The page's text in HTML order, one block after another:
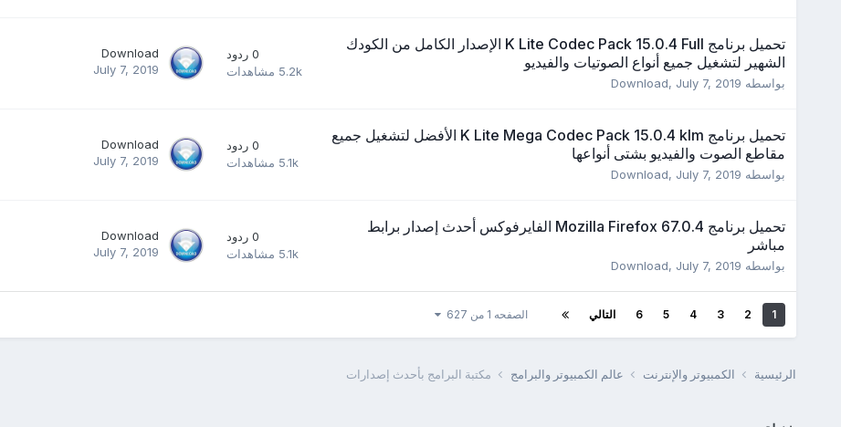
تحميل برنامج K Lite Codec Pack 15.0.4 Full الإصدار الكامل من الكودك
الشهير لتشغيل جميع أنواع الصوتيات والفيديو
بواسطه Download, July 7, 2019
0 ردود
5.2k مشاهدات
Download
July 7, 2019
تحميل برنامج K Lite Mega Codec Pack 15.0.4 klm الأفضل لتشغيل جميع
مقاطع الصوت والفيديو بشتى أنواعها
بواسطه Download, July 7, 2019
0 ردود
5.1k مشاهدات
Download
July 7, 2019
تحميل برنامج Mozilla Firefox 67.0.4 الفايرفوكس أحدث إصدار برابط
مباشر
بواسطه Download, July 7, 2019
0 ردود
5.1k مشاهدات
Download
July 7, 2019
1
2
3
4
5
6 التالي الصفحه 1 من 627
الرئيسية الكمبيوتر والإنترنت عالم الكمبيوتر والبرامج مكتبة البرامج بأحدث إصدارات